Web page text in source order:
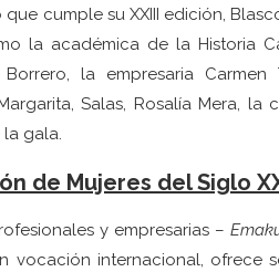
que cumple su XXIII edición,
la académica de la Historia
la empresaria
Salas, Rosalía Mera,
gala.
de Mujeres del Siglo
y empresarias –
vocación internacional, ofrece